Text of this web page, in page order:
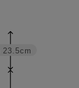
23.5cm